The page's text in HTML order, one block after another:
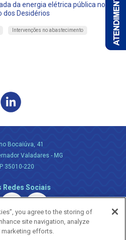
da energia elétrica pública no
dos Desidérios
Intervenções no abastecimento
Bocaiúva, 41
Valadares - MG
35010-220
Redes Sociais
you agree to the storing of
site navigation, analyze
marketing efforts.